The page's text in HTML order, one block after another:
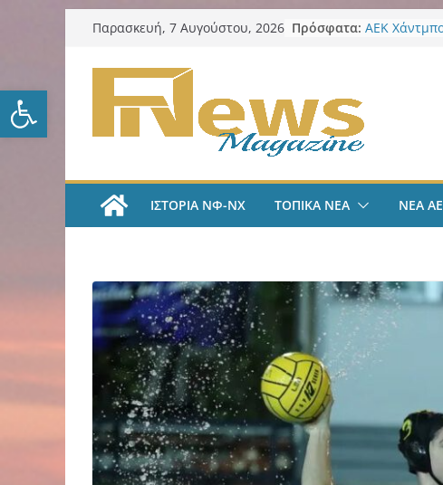
Ανοίξτε τη γραμμή εργαλείων
Μετάβαση
περιεχόμενο
Παρασκευή, 7 Αυγούστου, 2026 Πρόσφατα: ΑΕΚ
Περιφέρεια
από τα
λογοδοσία»
ΙΣΤΟΡΙΑ ΝΦ-ΝΧ ΤΟΠΙΚΑ ΝΕΑ ΝΕΑ